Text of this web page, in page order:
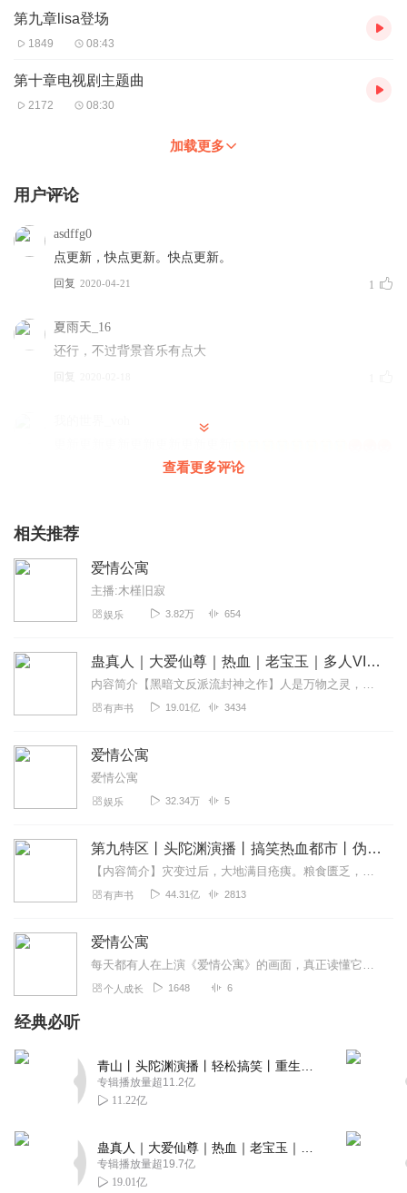
第九章lisa登场
1849 08:43
第十章电视剧主题曲
2172 08:30
加载更多
用户评论
asdffg0
点更新，快点更新。快点更新。
回复 2020-04-21 1
夏雨天_16
还行，不过背景音乐有点大
回复
醉星辰_kt
不错，加油
866644866333
都28天了，主播你是不打算更新了？再更新几百张啊！顺便
2021-02-10
时光静脉
2022-05-08 0
心越陈风
2022-03-01
妄苍穹
小说还行，只是主播口齿不清，还说错字，最主要的是还太
2022-06-13
逍遥乄魂
2022-05-09
查看更多评论
相关推荐
爱情公寓
主播:木槿旧寂
娱乐 3.82万 654
蛊真人｜大爱仙尊｜热血｜老宝玉｜多人VIP免费有声剧
内容简介【黑暗文反派流封神之作】人是万物之灵，蛊是天地真精。一个穿越者不断重生的故事。一个养蛊、炼蛊、用蛊的奇特世界。配音组（男角色）老宝玉旁白...
有声书 19.01亿 3434
爱情公寓
爱情公寓
娱乐 32.34万 5
第九特区丨头陀渊演播丨搞笑热血都市丨伪戒丨VIP免费多人有声剧
【内容简介】灾变过后，大地满目疮痍。粮食匮乏，资源紧俏，局势混乱……一位从待规划区杀出来的青年，背对着漫天黄沙，孤身来到九区谋生，却不曾想偶然结识三五好友，一念...
有声书 44.31亿 2813
爱情公寓
每天都有人在上演《爱情公寓》的画面，真正读懂它的人，也许往往是最不了解它的局外人
个人成长 1648 6
经典必听
专辑播放量超11.2亿
11.22亿
专辑播放量超19.7亿
19.01亿